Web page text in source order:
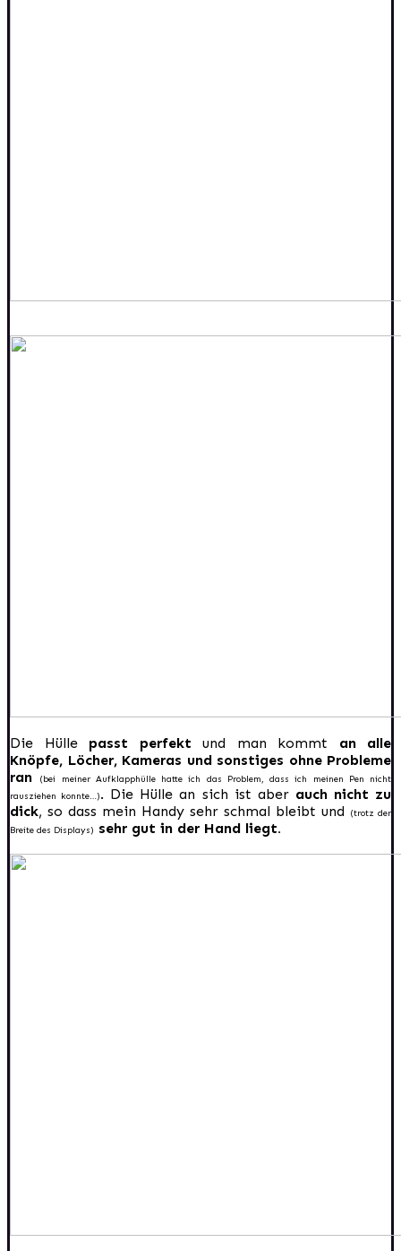
Die Hülle passt perfekt und man kommt an alle
Knöpfe, Löcher, Kameras und sonstiges ohne Probleme
ran
(bei meiner Aufklapphülle hatte ich das Problem, dass ich meinen Pen nicht
rausziehen konnte…). Die Hülle an sich ist aber auch nicht zu
dick, so dass mein Handy sehr schmal bleibt und
(trotz der
Breite des Displays) sehr gut in der Hand liegt.